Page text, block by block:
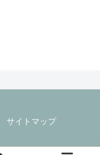
サイトマップ